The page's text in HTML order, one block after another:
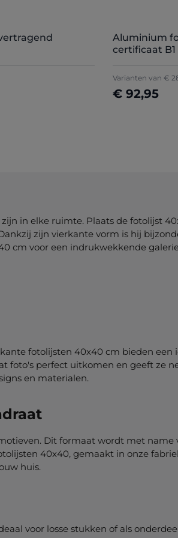
Aluminium
certificaat B1
Varianten van €
€ 92,95
Details
in elke ruimte. Plaats de fotolijst
zijn vierkante vorm is hij
cm voor een indrukwekkende
fotolijsten 40x40 cm bieden
perfect uitkomen en geeft ze
en materialen.
Dit formaat wordt met name
40x40, gemaakt in onze
huis.
voor losse stukken of als